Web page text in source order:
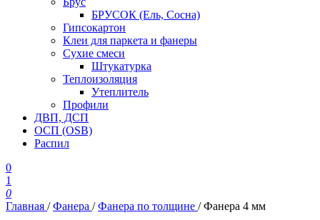
БРУСОК (Ель, Сосна)
Гипсокартон
Клеи для паркета и фанеры
Сухие смеси
Штукатурка
Теплоизоляция
Утеплитель
Профили
ДВП, ДСП
ОСП (OSB)
Распил
0
1
0
Главная /Фанера /Фанера по толщине /Фанера 4 мм